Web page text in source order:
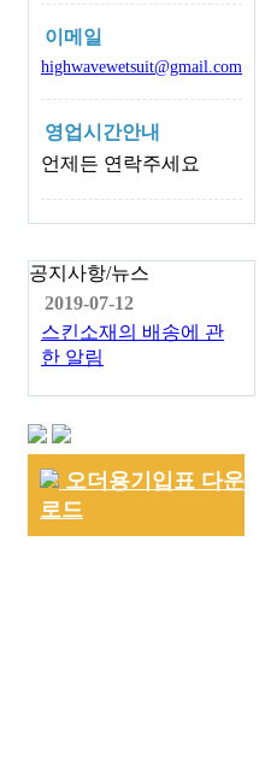
이메일
highwavewetsuit@gmail.com
영업시간안내
언제든 연락주세요
공지사항/뉴스
2019-07-12
스킨소재의 배송에 관
한 알림
오더용기입표 다운
로드